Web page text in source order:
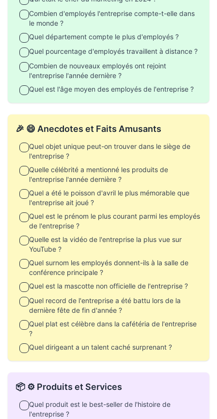
Combien d'employés l'entreprise compte-t-elle dans
le monde ?
Quel département compte le plus d'employés ?
Quel pourcentage d'employés travaillent à distance ?
Combien de nouveaux employés ont rejoint
l'entreprise l'année dernière ?
Quel est l'âge moyen des employés de l'entreprise ?
🎉 😄 Anecdotes et Faits Amusants
Quel objet unique peut-on trouver dans le siège de
l'entreprise ?
Quelle célébrité a mentionné les produits de
l'entreprise l'année dernière ?
Quel a été le poisson d'avril le plus mémorable que
l'entreprise ait joué ?
Quel est le prénom le plus courant parmi les employés
de l'entreprise ?
Quelle est la vidéo de l'entreprise la plus vue sur
YouTube ?
Quel surnom les employés donnent-ils à la salle de
conférence principale ?
Quel est la mascotte non officielle de l'entreprise ?
Quel record de l'entreprise a été battu lors de la
dernière fête de fin d'année ?
Quel plat est célèbre dans la cafétéria de l'entreprise
?
Quel dirigeant a un talent caché surprenant ?
📦 ⚙️ Produits et Services
Quel produit est le best-seller de l'histoire de
l'entreprise ?